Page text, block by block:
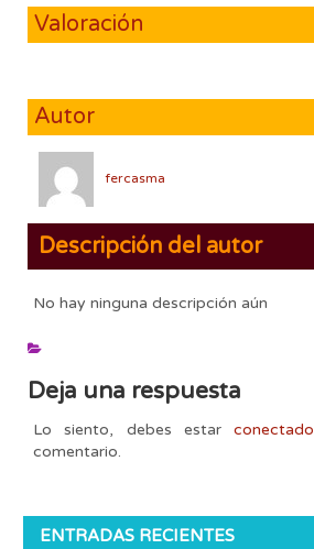
Valoración
Autor
fercasma
Descripción del autor
No hay ninguna descripción aún
Deja una respuesta
Lo siento, debes estarconectado
comentario.
ENTRADAS RECIENTES